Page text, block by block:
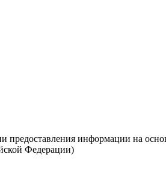
информации на
Федерации)